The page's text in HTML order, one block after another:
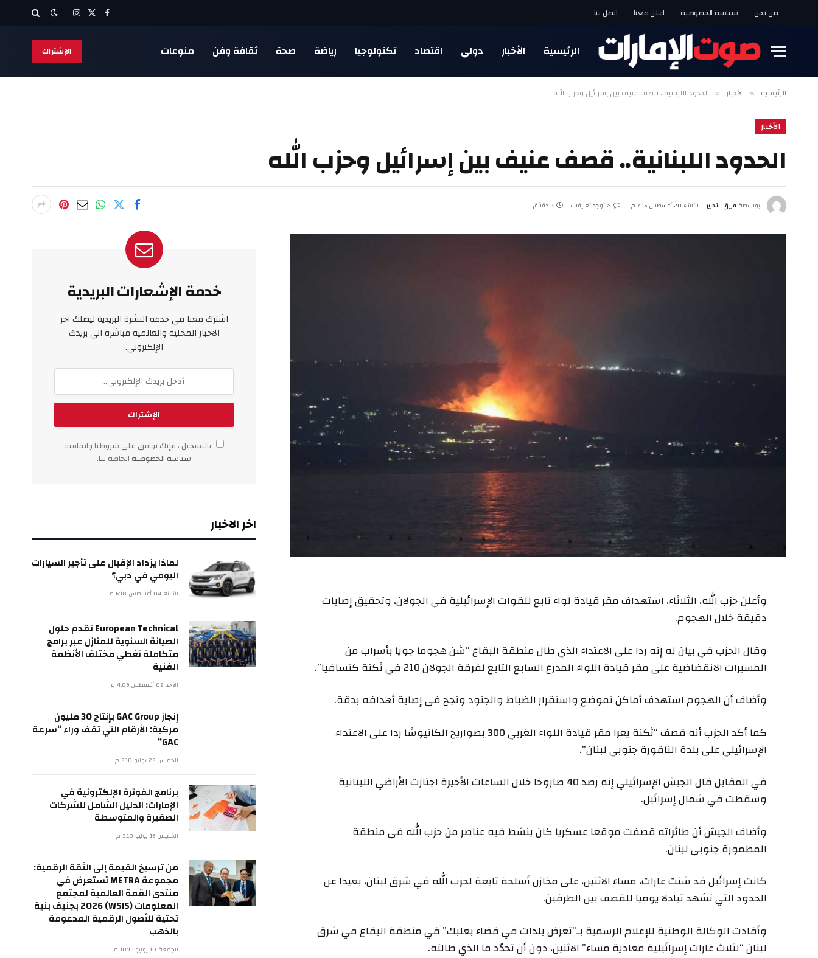
من نحن سياسة الخصوصية اعلن معنا اتصل بنا فيسبوك
X
الانستغرام
الرئيسية الأخبار دولي اقتصاد تكنولوجيا رياضة صحة ثقافة وفن منوعات الإشتراك
الرئيسية » الأخبار » الحدود اللبنانية.. قصف عنيف بين إسرائيل وحزب الله
الأخبار
الحدود اللبنانية.. قصف عنيف بين إسرائيل وحزب الله
بواسطة فريق التحرير الثلاثاء 20 أغسطس 7:16 م لا توجد تعليقات 2 دقائق
وأعلن حزب الله، الثلاثاء، استهداف مقر قيادة لواء تابع للقوات الإسرائيلية في الجولان، وتحقيق إصابات
دقيقة خلال الهجوم.
وقال الحزب في بيان له إنه ردا على الاعتداء الذي طال منطقة البقاع “شن هجوما جويا بأسراب من
المسيرات الانقضاضية على مقر قيادة اللواء المدرع السابع التابع لفرقة الجولان 210 في ثكنة كتسافيا”.
وأضاف أن الهجوم استهدف أماكن تموضع واستقرار الضباط والجنود ونجح في إصابة أهدافه بدقة.
كما أكد الحزب أنه قصف “ثكنة يعرا مقر قيادة اللواء الغربي 300 بصواريخ الكاتيوشا ردا على الاعتداء
الإسرائيلي على بلدة الناقورة جنوبي لبنان”.
في المقابل قال الجيش الإسرائيلي إنه رصد 40 صاروخا خلال الساعات الأخيرة اجتازت الأراضي اللبنانية
وسقطت في شمال إسرائيل.
وأضاف الجيش أن طائراته قصفت موقعا عسكريا كان ينشط فيه عناصر من حزب الله في منطقة
المطمورة جنوبي لبنان.
كانت إسرائيل قد شنت غارات، مساء الاثنين، على مخازن أسلحة تابعة لحزب الله في شرق لبنان، بعيدا عن
الحدود التي تشهد تبادلا يوميا للقصف بين الطرفين.
وأفادت الوكالة الوطنية للإعلام الرسمية بـ”تعرض بلدات في قضاء بعلبك” في منطقة البقاع في شرق
لبنان “لثلاث غارات إسرائيلية معادية مساء” الاثنين، دون أن تحدّد ما الذي طالته.
خدمة الإشعارات البريدية
اشترك معنا في خدمة النشرة البريدية ليصلك اخر
الاخبار المحلية والعالمية مباشرة الى بريدك
الإلكتروني.
بالتسجيل ، فإنك توافق على شروطنا واتفاقية
سياسة الخصوصية الخاصة بنا.
اخر الاخبار
لماذا يزداد الإقبال على تأجير السيارات
اليومي في دبي؟
الثلاثاء 04 أغسطس 6:18 م
European Technical تقدم حلول
الصيانة السنوية للمنازل عبر برامج
متكاملة تغطي مختلف الأنظمة
الفنية
الأحد 02 أغسطس 4:09 م
إنجاز GAC Group بإنتاج 30 مليون
مركبة: الأرقام التي تقف وراء “سرعة
GAC”
الخميس 23 يوليو 3:10 م
برنامج الفوترة الإلكترونية في
الإمارات: الدليل الشامل للشركات
الصغيرة والمتوسطة
الخميس 16 يوليو 3:10 م
من ترسيخ القيمة إلى الثقة الرقمية:
مجموعة METRA تستعرض في
منتدى القمة العالمية لمجتمع
المعلومات (WSIS) 2026 بجنيف بنية
تحتية للأصول الرقمية المدعومة
بالذهب
الجمعة 10 يوليو 10:19 م